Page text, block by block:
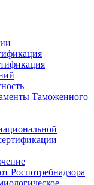
Таможенного
Роспотребнадзора